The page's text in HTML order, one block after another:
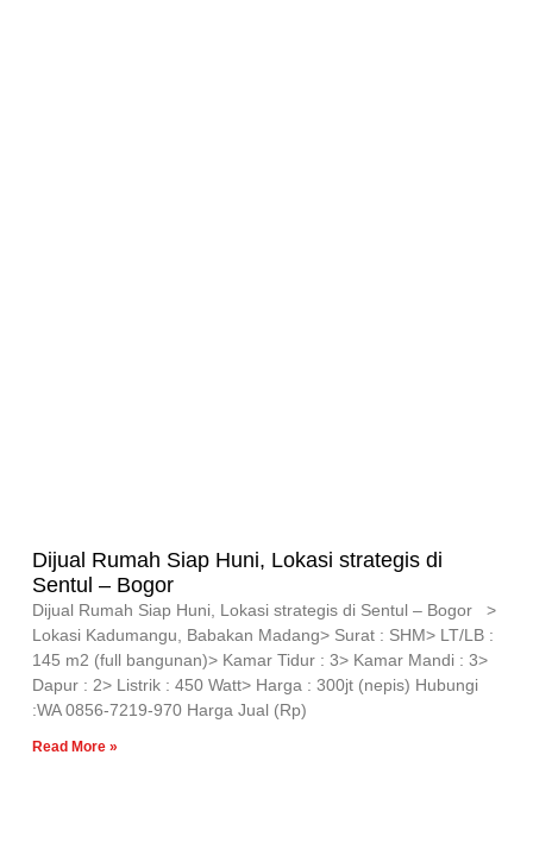
Dijual Rumah Siap Huni, Lokasi strategis di
Sentul – Bogor
Dijual Rumah Siap Huni, Lokasi strategis di Sentul – Bogor >
Lokasi Kadumangu, Babakan Madang> Surat : SHM> LT/LB :
145 m2 (full bangunan)> Kamar Tidur : 3> Kamar Mandi : 3>
Dapur : 2> Listrik : 450 Watt> Harga : 300jt (nepis) Hubungi
:WA 0856-7219-970 Harga Jual (Rp)
Read More »